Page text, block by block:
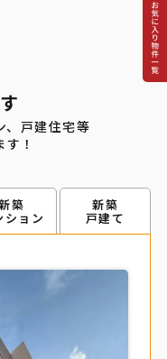
、戸建住宅等
！
築
ション
新築
戸建て